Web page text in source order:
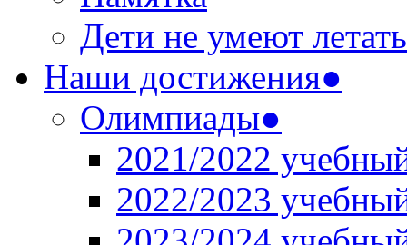
Дети не умеют летать
Наши достижения●
Олимпиады●
2021/2022
2022/2023